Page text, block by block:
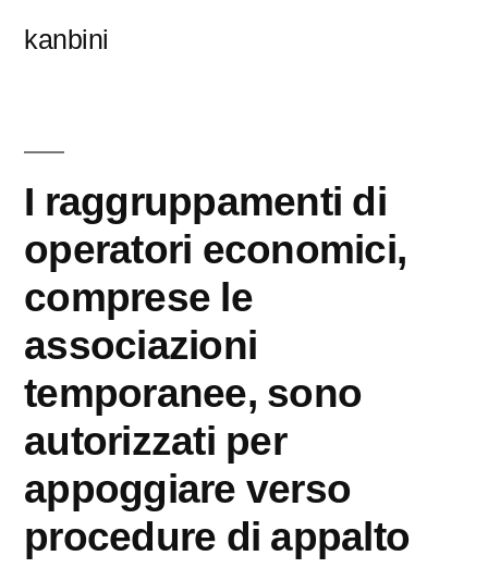
kanbini
I raggruppamenti di
operatori economici,
comprese le
associazioni
temporanee, sono
autorizzati per
appoggiare verso
procedure di appalto